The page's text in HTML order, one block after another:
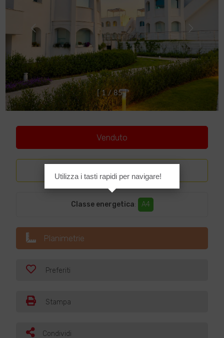
1 / 85 ]
Venduto
Classe energetica: A4
Planimetrie
Preferiti
Stampa
Condividi
Utilizza i tasti rapidi per navigare!